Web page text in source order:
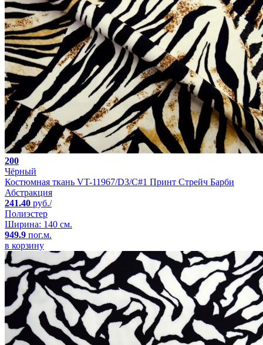
200
Чёрный
Костюмная ткань VT-11967/D3/C#1 Принт Стрейч Барби
Абстракция
241.40 руб./
Полиэстер
Ширина: 140 см.
949.9 пог.м.
в корзину